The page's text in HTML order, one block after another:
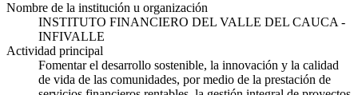
Nombre de la institución u organización
INSTITUTO FINANCIERO DEL VALLE DEL CAUCA -
INFIVALLE
Actividad principal
Fomentar el desarrollo sostenible, la innovación y la calidad
de vida de las comunidades, por medio de la prestación de